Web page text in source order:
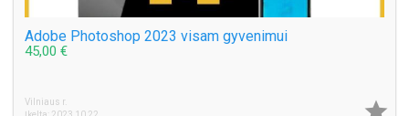
Adobe Photoshop 2023 visam gyvenimui
45,00 €
Vilniaus r.